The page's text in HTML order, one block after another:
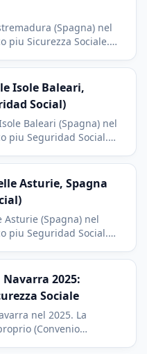
(Spagna) nel
piu Sicurezza Sociale.
Isole Baleari,
Social)
Baleari (Spagna) nel
piu Seguridad Social.
Asturie, Spagna
(Spagna) nel
piu Seguridad Social.
2025:
Sociale
nel 2025. La
(Convenio